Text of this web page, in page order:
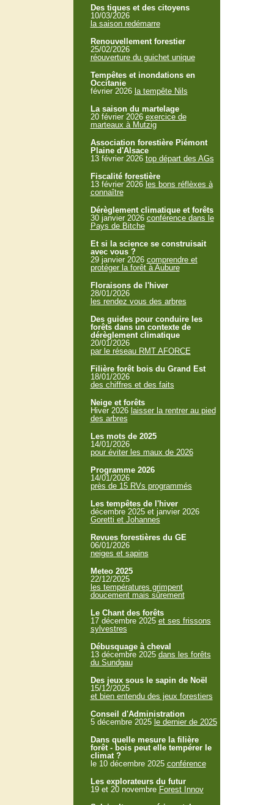
Des tiques et des citoyens
10/03/2026
la saison redémarre
Renouvellement forestier
25/02/2026
réouverture du guichet unique
Tempêtes et inondations en
Occitanie
février 2026 la tempête Nils
La saison du martelage
20 février 2026 exercice de
marteaux à Mutzig
Association forestière Piémont
Plaine d'Alsace
13 février 2026 top départ des AGs
Fiscalité forestière
13 février 2026 les bons réflèxes à
connaître
Dérèglement climatique et forêts
30 janvier 2026 conférence dans le
Pays de Bitche
Et si la science se construisait
avec vous ?
29 janvier 2026 comprendre et
protéger la forêt à Aubure
Floraisons de l'hiver
28/01/2026
les rendez vous des arbres
Des guides pour conduire les
forêts dans un contexte de
dérèglement climatique
20/01/2026
par le réseau RMT AFORCE
Filière forêt bois du Grand Est
18/01/2026
des chiffres et des faits
Neige et forêts
Hiver 2026 laisser la rentrer au pied
des arbres
Les mots de 2025
14/01/2026
pour éviter les maux de 2026
Programme 2026
14/01/2026
près de 15 RVs programmés
Les tempêtes de l'hiver
décembre 2025 et janvier 2026
Goretti et Johannes
Revues forestières du GE
06/01/2026
neiges et sapins
Meteo 2025
22/12/2025
les températures grimpent
doucement mais sûrement
Le Chant des forêts
17 décembre 2025 et ses frissons
sylvestres
Débusquage à cheval
13 décembre 2025 dans les forêts
du Sundgau
Des jeux sous le sapin de Noël
15/12/2025
et bien entendu des jeux forestiers
Conseil d'Administration
5 décembre 2025 le dernier de 2025
Dans quelle mesure la filière
forêt - bois peut elle tempérer le
climat ?
le 10 décembre 2025 conférence
Les explorateurs du futur
19 et 20 novembre Forest Innov